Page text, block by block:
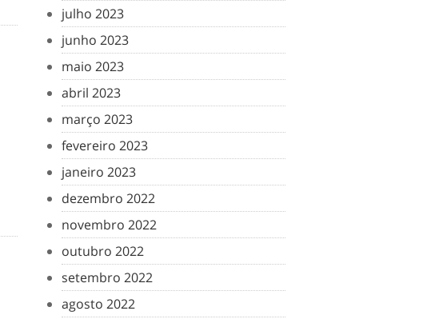
julho 2023
junho 2023
maio 2023
abril 2023
março 2023
fevereiro 2023
janeiro 2023
dezembro 2022
novembro 2022
outubro 2022
setembro 2022
agosto 2022